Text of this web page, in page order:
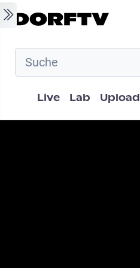
Skip to main content
Hauptnavigation
Live Lab Upload